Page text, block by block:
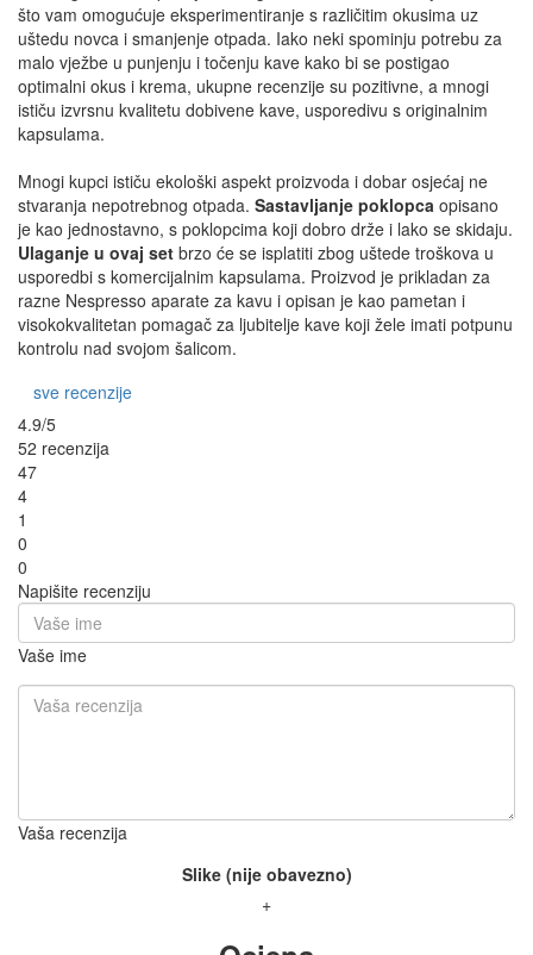
što vam omogućuje eksperimentiranje s različitim okusima uz
uštedu novca i smanjenje otpada. Iako neki spominju potrebu za
malo vježbe u punjenju i točenju kave kako bi se postigao
optimalni okus i krema, ukupne recenzije su pozitivne, a mnogi
ističu izvrsnu kvalitetu dobivene kave, usporedivu s originalnim
kapsulama.
Mnogi kupci ističu ekološki aspekt proizvoda i dobar osjećaj ne
stvaranja nepotrebnog otpada. Sastavljanje poklopca opisano
je kao jednostavno, s poklopcima koji dobro drže i lako se skidaju.
Ulaganje u ovaj set brzo će se isplatiti zbog uštede troškova u
usporedbi s komercijalnim kapsulama. Proizvod je prikladan za
razne Nespresso aparate za kavu i opisan je kao pametan i
visokokvalitetan pomagač za ljubitelje kave koji žele imati potpunu
kontrolu nad svojom šalicom.
sve recenzije
4.9/5
52 recenzija
47
4
1
0
0
Napišite recenziju
Vaše ime
Vaša recenzija
Slike (nije obavezno)
+